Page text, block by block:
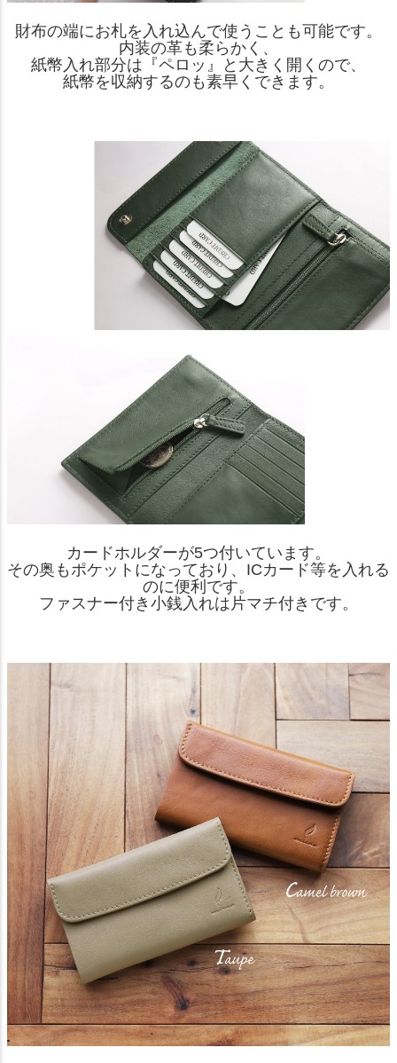
財布の端にお札を入れ込んで使うことも可能です。
内装の革も柔らかく、
紙幣入れ部分は『ペロッ』と大きく開くので、
紙幣を収納するのも素早くできます。
カードホルダーが5つ付いています。
その奥もポケットになっており、ICカード等を入れる
のに便利です。
ファスナー付き小銭入れは片マチ付きです。